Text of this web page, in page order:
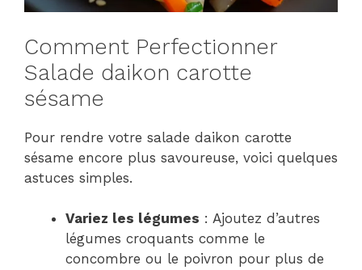
Comment Perfectionner
Salade daikon carotte
sésame
Pour rendre votre salade daikon carotte
sésame encore plus savoureuse, voici quelques
astuces simples.
Variez les légumes : Ajoutez d’autres
légumes croquants comme le
concombre ou le poivron pour plus de